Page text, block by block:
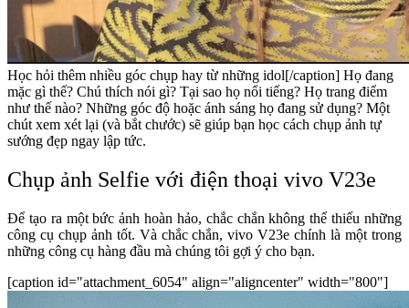
Học hỏi thêm nhiều góc chụp hay từ những idol[/caption] Họ đang
mặc gì thế? Chú thích nói gì? Tại sao họ nổi tiếng? Họ trang điểm
như thế nào? Những góc độ hoặc ánh sáng họ đang sử dụng? Một
chút xem xét lại (và bắt chước) sẽ giúp bạn học cách chụp ảnh tự
sướng đẹp ngay lập tức.
Chụp ảnh Selfie với điện thoại vivo V23e
Để tạo ra một bức ảnh hoàn hảo, chắc chắn không thể thiếu những
công cụ chụp ảnh tốt. Và chắc chắn, vivo V23e chính là một trong
những công cụ hàng đầu mà chúng tôi gợi ý cho bạn.
[caption id="attachment_6054" align="aligncenter" width="800"]